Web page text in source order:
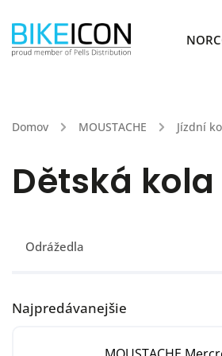
Domov / MOUSTACHE / Jízdní
Dětská
Odrážedla
Najpredávanejšie